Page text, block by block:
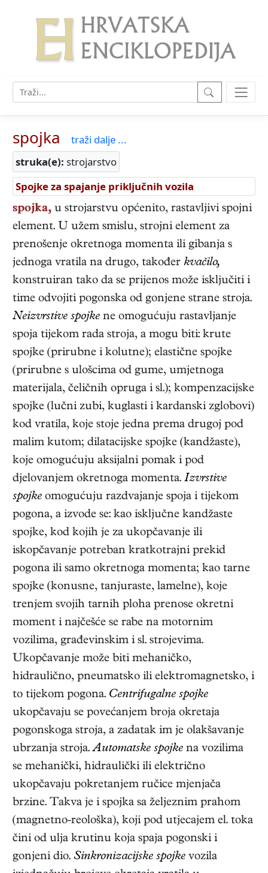
spojka
traži dalje ...
struka(e): strojarstvo
Spojke za spajanje priključnih vozila
spojka, u strojarstvu općenito, rastavljivi spojni
element. U užem smislu, strojni element za
prenošenje okretnoga momenta ili gibanja s
jednoga vratila na drugo, također kvačilo,
konstruiran tako da se prijenos može isključiti i
time odvojiti pogonska od gonjene strane stroja.
Neizvrstive spojke ne omogućuju rastavljanje
spoja tijekom rada stroja, a mogu biti: krute
spojke (prirubne i kolutne); elastične spojke
(prirubne s ulošcima od gume, umjetnoga
materijala, čeličnih opruga i sl.); kompenzacijske
spojke (lučni zubi, kuglasti i kardanski zglobovi)
kod vratila, koje stoje jedna prema drugoj pod
malim kutom; dilatacijske spojke (kandžaste),
koje omogućuju aksijalni pomak i pod
djelovanjem okretnoga momenta. Izvrstive
spojke omogućuju razdvajanje spoja i tijekom
pogona, a izvode se: kao isključne kandžaste
spojke, kod kojih je za ukopčavanje ili
iskopčavanje potreban kratkotrajni prekid
pogona ili samo okretnoga momenta; kao tarne
spojke (konusne, tanjuraste, lamelne), koje
trenjem svojih tarnih ploha prenose okretni
moment i najčešće se rabe na motornim
vozilima, građevinskim i sl. strojevima.
Ukopčavanje može biti mehaničko,
hidraulično, pneumatsko ili elektromagnetsko, i
to tijekom pogona. Centrifugalne spojke
ukopčavaju se povećanjem broja okretaja
pogonskoga stroja, a zadatak im je olakšavanje
ubrzanja stroja.Automatske spojke na vozilima
se mehanički, hidraulički ili električno
ukopčavaju pokretanjem ručice mjenjača
brzine. Takva je i spojka sa željeznim prahom
(magnetno-reološka), koji pod utjecajem el. toka
čini od ulja krutinu koja spaja pogonski i
gonjeni dio. Sinkronizacijske spojke vozila